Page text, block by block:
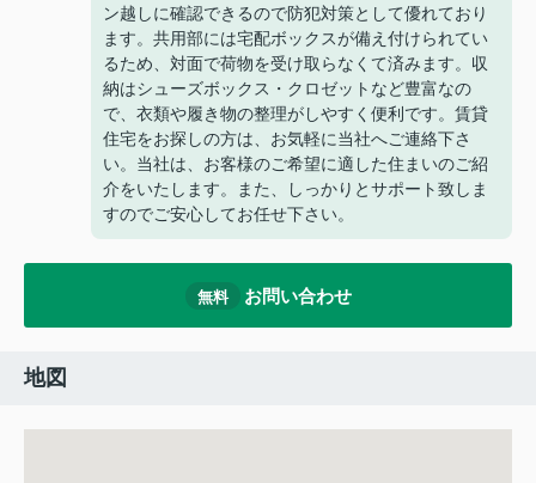
ン越しに確認できるので防犯対策として優れており
ます。共用部には宅配ボックスが備え付けられてい
るため、対面で荷物を受け取らなくて済みます。収
納はシューズボックス・クロゼットなど豊富なの
で、衣類や履き物の整理がしやすく便利です。賃貸
住宅をお探しの方は、お気軽に当社へご連絡下さ
い。当社は、お客様のご希望に適した住まいのご紹
介をいたします。また、しっかりとサポート致しま
すのでご安心してお任せ下さい。
無料 お問い合わせ
地図